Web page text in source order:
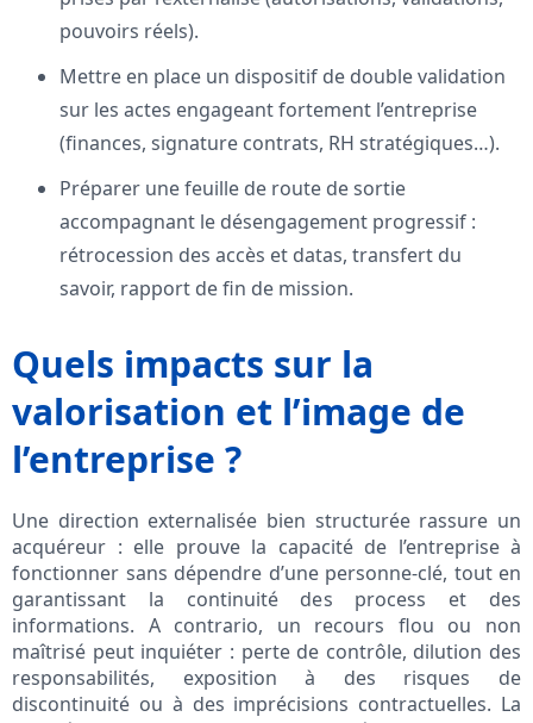
pouvoirs réels).
Mettre en place un dispositif de double validation
sur les actes engageant fortement l’entreprise
(finances, signature contrats, RH stratégiques…).
Préparer une feuille de route de sortie
accompagnant le désengagement progressif :
rétrocession des accès et datas, transfert du
savoir, rapport de fin de mission.
Quels impacts sur la
valorisation et l’image de
l’entreprise ?
Une direction externalisée bien structurée rassure un
acquéreur : elle prouve la capacité de l’entreprise à
fonctionner sans dépendre d’une personne-clé, tout en
garantissant la continuité des process et des
informations. A contrario, un recours flou ou non
maîtrisé peut inquiéter : perte de contrôle, dilution des
responsabilités, exposition à des risques de
discontinuité ou à des imprécisions contractuelles. La